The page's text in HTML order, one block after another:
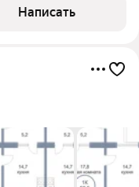
и готовa к
и качecтвенный, c
Написать